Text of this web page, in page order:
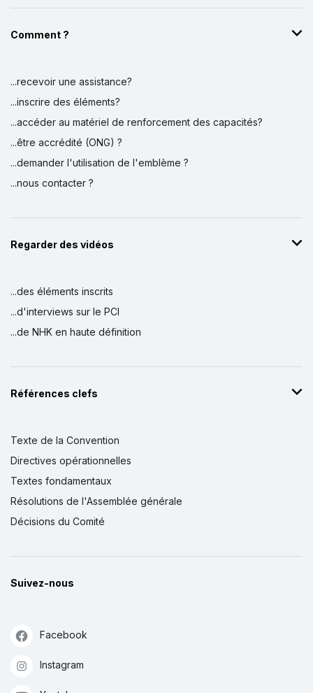
Comment ?
...recevoir une assistance?
...inscrire des éléments?
...accéder au matériel de renforcement des capacités?
...être accrédité (ONG) ?
...demander l'utilisation de l'emblème ?
...nous contacter ?
Regarder des vidéos
...des éléments inscrits
...d'interviews sur le PCI
...de NHK en haute définition
Références clefs
Texte de la Convention
Directives opérationnelles
Textes fondamentaux
Résolutions de l'Assemblée générale
Décisions du Comité
Suivez-nous
Facebook
Instagram